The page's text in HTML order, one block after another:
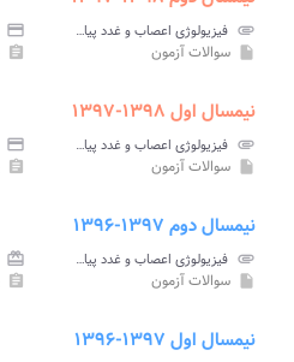
attachment فیزیولوژی اعصاب و غدد پیام نور credit_card
insert_drive_file سوالات آزمون assignment
نیمسال اول ۱۳۹۸-۱۳۹۷
attachment فیزیولوژی اعصاب و غدد پیام نور credit_card
insert_drive_file سوالات آزمون assignment
نیمسال دوم ۱۳۹۷-۱۳۹۶
attachment فیزیولوژی اعصاب و غدد پیام نور card_giftcard
insert_drive_file سوالات آزمون assignment
نیمسال اول ۱۳۹۷-۱۳۹۶